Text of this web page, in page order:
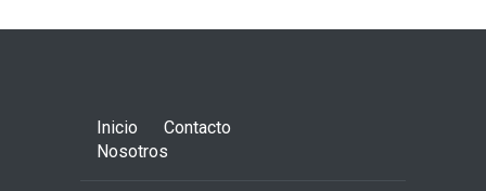
la producción del Global
octubre 24, 2024
Inicio
Contacto
Nosotros